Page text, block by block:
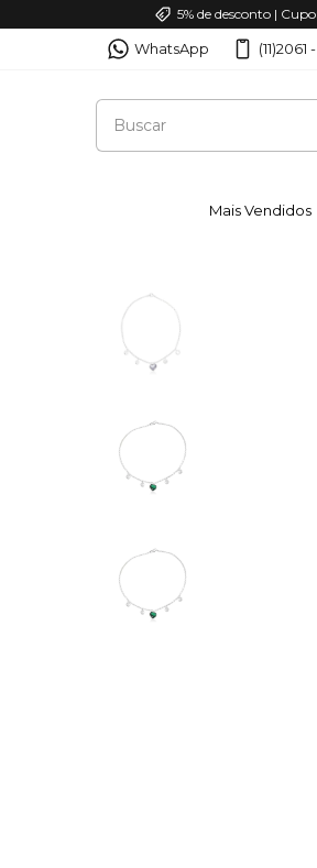
5% de desconto |
WhatsApp (11)2061
Mais Vendidos